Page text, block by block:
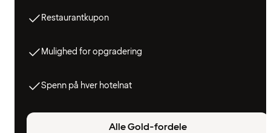
Restaurantkupon
Mulighed for opgradering
Spenn på hver hotelnat
Alle Gold-fordele